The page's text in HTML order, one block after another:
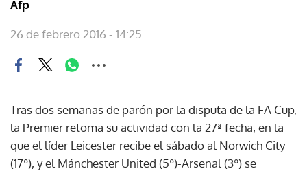
Afp
26 de febrero 2016 - 14:25
Tras dos semanas de parón por la disputa de la FA Cup,
la Premier retoma su actividad con la 27ª fecha, en la
que el líder Leicester recibe el sábado al Norwich City
(17º), y el Mánchester United (5º)-Arsenal (3º) se